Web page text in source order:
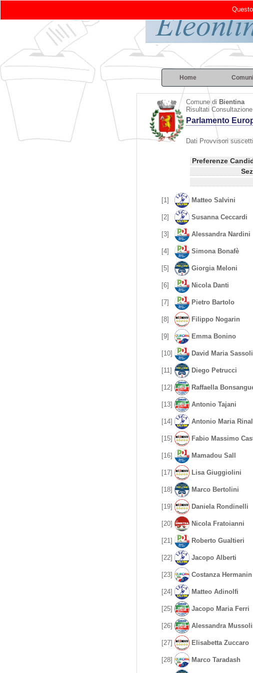
Home Comuni
Comune di Bientina
Risultati Consultazione
Parlamento
Dati Provvisori
Preferenze
[1] Matteo Salvini
[2] Susanna Ceccardi
[3] Alessandra Nardini
[4] Simona Bonafè
[5] Giorgia Meloni
[6] Nicola Danti
[7] Pietro Bartolo
[8] Filippo Nogarin
[9] Emma Bonino
[10] David Maria Sassoli
[11] Diego Petrucci
[12] Raffaella
[13] Antonio Tajani
[14] Antonio Maria
[15] Fabio Massimo
[16] Mamadou Sall
[17] Lisa Giuggiolini
[18] Marco Bertolini
[19] Daniela Rondinelli
[20] Nicola Fratoianni
[21] Roberto Gualtieri
[22] Jacopo Alberti
[23] Costanza
[24] Matteo Adinolfi
[25] Jacopo Maria Ferri
[26] Alessandra
[27] Elisabetta Zuccaro
[28] Marco Taradash